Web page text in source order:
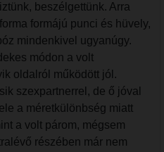
beszélgettünk. Arra
formájú punci és hüvely,
mindenkivel ugyanúgy.
módon a volt
oldalról működött jól.
szexpartnerrel, de ő jóval
a méretkülönbség miatt
a volt párom, mégsem
részében már nem